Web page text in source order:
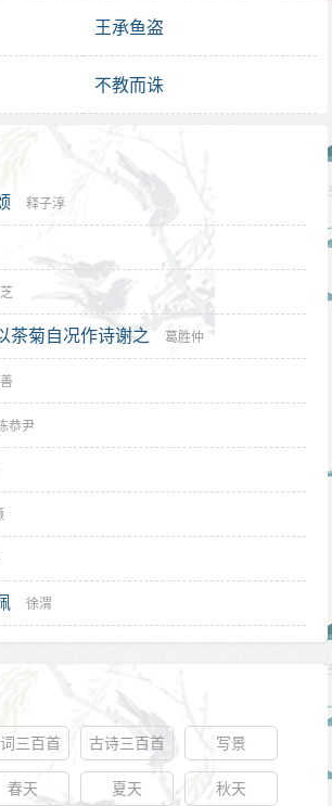
王承鱼盗
不教而诛
释子淳
茶菊自况作诗谢之 葛胜仲
恭尹
徐渭
三百首 古诗三百首 写景
春天 夏天 秋天